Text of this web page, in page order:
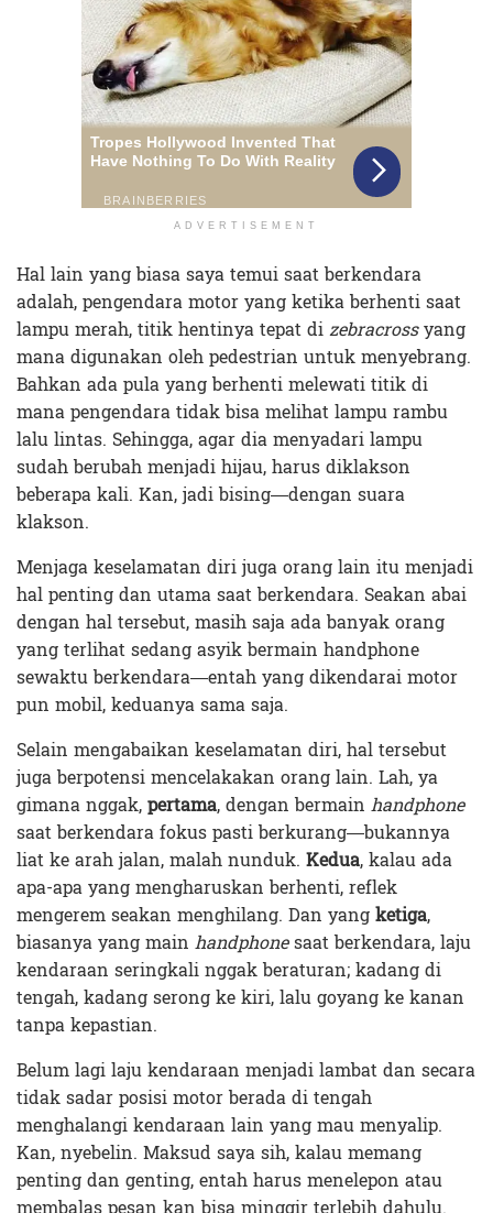
ADVERTISEMENT
Hal lain yang biasa saya temui saat berkendara
adalah, pengendara motor yang ketika berhenti saat
lampu merah, titik hentinya tepat dizebracrossyang
mana digunakan oleh pedestrian untuk menyebrang.
Bahkan ada pula yang berhenti melewati titik di
mana pengendara tidak bisa melihat lampu rambu
lalu lintas. Sehingga, agar dia menyadari lampu
sudah berubah menjadi hijau, harus diklakson
beberapa kali. Kan, jadi bising—dengan suara
klakson.
Menjaga keselamatan diri juga orang lain itu menjadi
hal penting dan utama saat berkendara. Seakan abai
dengan hal tersebut, masih saja ada banyak orang
yang terlihat sedang asyik bermain handphone
sewaktu berkendara—entah yang dikendarai motor
pun mobil, keduanya sama saja.
Selain mengabaikan keselamatan diri, hal tersebut
juga berpotensi mencelakakan orang lain. Lah, ya
gimana nggak,pertama, dengan bermain handphone
saat berkendara fokus pasti berkurang—bukannya
liat ke arah jalan, malah nunduk. Kedua, kalau ada
apa-apa yang mengharuskan berhenti, reflek
mengerem seakan menghilang. Dan yangketiga,
biasanya yang main handphonesaat berkendara, laju
kendaraan seringkali nggak beraturan; kadang di
tengah, kadang serong ke kiri, lalu goyang ke kanan
tanpa kepastian.
Belum lagi laju kendaraan menjadi lambat dan secara
tidak sadar posisi motor berada di tengah
menghalangi kendaraan lain yang mau menyalip.
Kan, nyebelin. Maksud saya sih, kalau memang
penting dan genting, entah harus menelepon atau